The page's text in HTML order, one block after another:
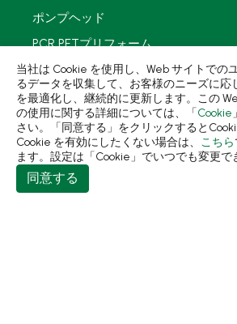
ポンプヘッド
PCR PETプリフォーム
再生資源製品
技術力
使用用途
持続可能な経営
ニュース
当社は Cookie を使用し、Web サイトでの
るデータを収集して、お客様のニーズに応
を最適化し、継続的に更新します。この
の使用に関する詳細については、「Cookie
さい。「同意する」をクリックすると
Cookie を有効にしたくない場合は、 こちら
ます。設定は「Cookie」でいつでも変更で
同意する